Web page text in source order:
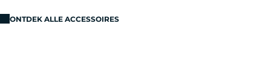
ONTDEK ALLE ACCESSOIRES